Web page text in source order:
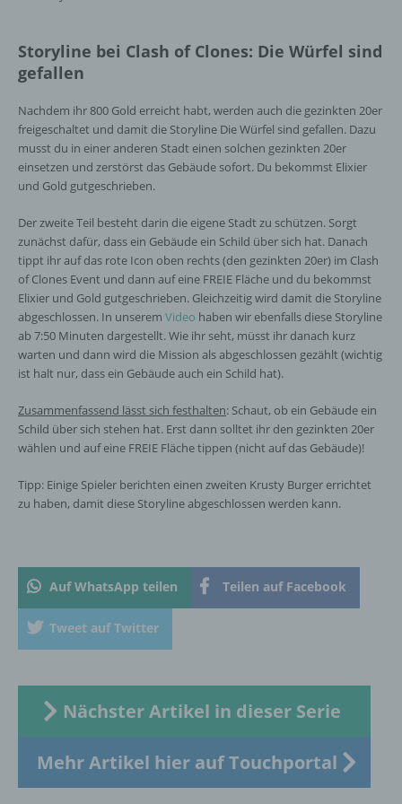
Storyline bei Clash of Clones: Die Würfel sind
gefallen
Nachdem ihr 800 Gold erreicht habt, werden auch die gezinkten 20er
freigeschaltet und damit die Storyline Die Würfel sind gefallen. Dazu
musst du in einer anderen Stadt einen solchen gezinkten 20er
einsetzen und zerstörst das Gebäude sofort. Du bekommst Elixier
und Gold gutgeschrieben.
Der zweite Teil besteht darin die eigene Stadt zu schützen. Sorgt
zunächst dafür, dass ein Gebäude ein Schild über sich hat. Danach
tippt ihr auf das rote Icon oben rechts (den gezinkten 20er) im Clash
of Clones Event und dann auf eine FREIE Fläche und du bekommst
Elixier und Gold gutgeschrieben. Gleichzeitig wird damit die Storyline
abgeschlossen. In unserem Video haben wir ebenfalls diese Storyline
ab 7:50 Minuten dargestellt. Wie ihr seht, müsst ihr danach kurz
warten und dann wird die Mission als abgeschlossen gezählt (wichtig
ist halt nur, dass ein Gebäude auch ein Schild hat).
Zusammenfassend lässt sich festhalten: Schaut, ob ein Gebäude ein
Schild über sich stehen hat. Erst dann solltet ihr den gezinkten 20er
wählen und auf eine FREIE Fläche tippen (nicht auf das Gebäude)!
Tipp: Einige Spieler berichten einen zweiten Krusty Burger errichtet
zu haben, damit diese Storyline abgeschlossen werden kann.
Auf WhatsApp teilen Teilen auf Facebook
Tweet auf Twitter
Nächster Artikel in dieser Serie
Mehr Artikel hier auf Touchportal
Cookies verwendet, muss beispielsweise nicht bei
jedem Besuch der Internetseite erneut seine
Zugangsdaten eingeben, weil dies von der
des Benutzers abgelegten Cookie übernommen
wird. Ein weiteres Beispiel ist das Cookie eines
Warenkorbes im Online-Shop. Der Online-Shop
merkt sich die Artikel, die ein Kunde in den
virtuellen Warenkorb gelegt hat, über ein Cookie.
Die betroffene Person kann die Setzung von
Cookies durch unsere Internetseite jederzeit
mittels einer entsprechenden Einstellung des
genutzten Internetbrowsers verhindern und damit
der Setzung von Cookies dauerhaft
widersprechen. Ferner können bereits gesetzte
Cookies jederzeit über einen Internetbrowser oder
andere Softwareprogramme gelöscht werden. Dies
ist in allen gängigen Internetbrowsern möglich.
Deaktiviert die betroffene Person die Setzung von
Cookies in dem genutzten Internetbrowser, sind
unter Umständen nicht alle Funktionen unserer
Internetseite vollumfänglich nutzbar.
Erfassung von allgemeinen Daten und Informationen
automatisiertes System eine Reihe von
allgemeinen Daten und Informationen. Diese
allgemeinen Daten und Informationen werden in
den Logfiles des Servers gespeichert. Erfasst
werden können die (1) verwendeten Browsertypen
verwendete Betriebssystem, (3) die Internetseite,
von welcher ein zugreifendes System auf unsere
Internetseite gelangt (sogenannte Referrer), (4) die
System auf unserer Internetseite angesteuert
werden, (5) das Datum und die Uhrzeit eines
Zugriffs auf die Internetseite, (6) eine Internet-